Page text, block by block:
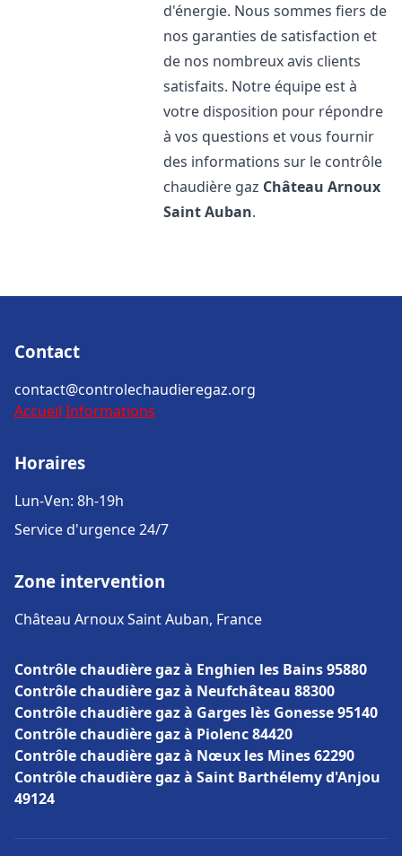
d'énergie. Nous sommes fiers de
nos garanties de satisfaction et
de nos nombreux avis clients
satisfaits. Notre équipe est à
votre disposition pour répondre
à vos questions et vous fournir
des informations sur le contrôle
chaudière gaz Château Arnoux
Saint Auban.
Contact
contact@controlechaudieregaz.org
Accueil Informations
Horaires
Lun-Ven: 8h-19h
Service d'urgence 24/7
Zone intervention
Château Arnoux Saint Auban, France
Contrôle chaudière gaz à Enghien les Bains 95880
Contrôle chaudière gaz à Neufchâteau 88300
Contrôle chaudière gaz à Garges lès Gonesse 95140
Contrôle chaudière gaz à Piolenc 84420
Contrôle chaudière gaz à Nœux les Mines 62290
Contrôle chaudière gaz à Saint Barthélemy d'Anjou
49124